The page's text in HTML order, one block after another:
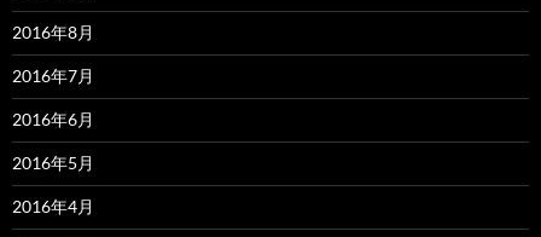
2016年8月
2016年7月
2016年6月
2016年5月
2016年4月